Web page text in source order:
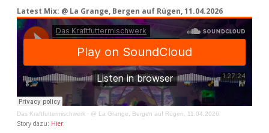
Latest Mix: @ La Grange, Bergen auf Rügen, 11.04.2026
Das Kraftfuttermischwerk · @ La Grange, Bergen auf Rügen, 11.04.2026
Story dazu: Hier